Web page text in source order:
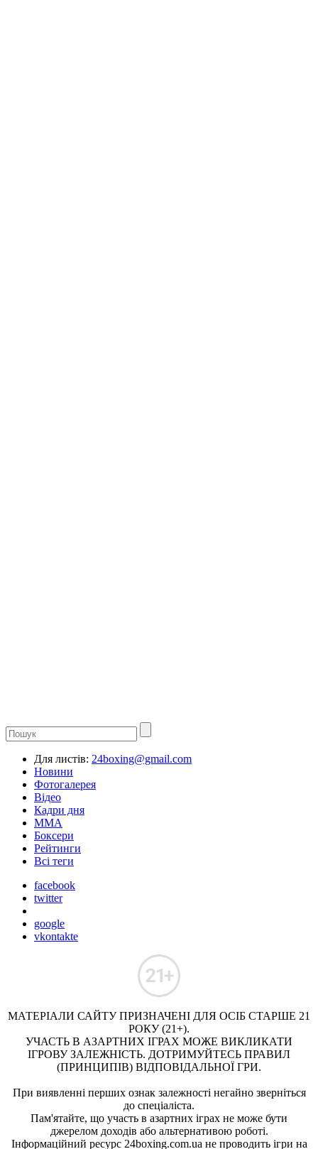
Для листів: 24boxing@gmail.com
Новини
Фотогалерея
Відео
Кадри дня
ММА
Боксери
Рейтинги
Всі теги
facebook
twitter
google
vkontakte
МАТЕРІАЛИ САЙТУ ПРИЗНАЧЕНІ ДЛЯ ОСІБ СТАРШЕ 21
РОКУ (21+).
УЧАСТЬ В АЗАРТНИХ ІГРАХ МОЖЕ ВИКЛИКАТИ
ІГРОВУ ЗАЛЕЖНІСТЬ. ДОТРИМУЙТЕСЬ ПРАВИЛ
(ПРИНЦИПІВ) ВІДПОВІДАЛЬНОЇ ГРИ.
При виявленні перших ознак залежності негайно зверніться
до спеціаліста.
Пам'ятайте, що участь в азартних іграх не може бути
джерелом доходів або альтернативою роботі.
Інформаційний ресурс 24boxing.com.ua не проводить ігри на